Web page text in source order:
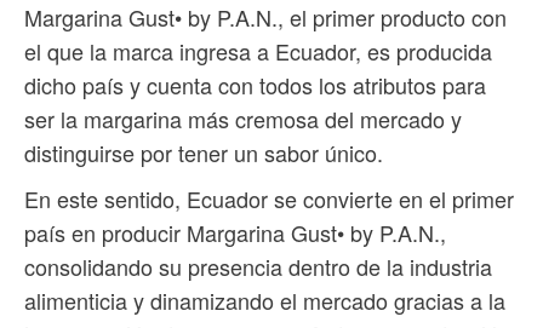
Margarina Gust• by P.A.N., el primer producto con
el que la marca ingresa a Ecuador, es producida
dicho país y cuenta con todos los atributos para
ser la margarina más cremosa del mercado y
distinguirse por tener un sabor único.
En este sentido, Ecuador se convierte en el primer
país en producir Margarina Gust• by P.A.N.,
consolidando su presencia dentro de la industria
alimenticia y dinamizando el mercado gracias a la